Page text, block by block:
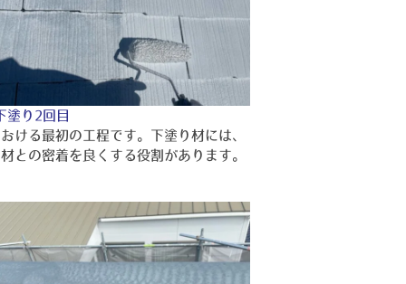
塗り2回目
ける最初の工程です。下塗り材には、
との密着を良くする役割があります。